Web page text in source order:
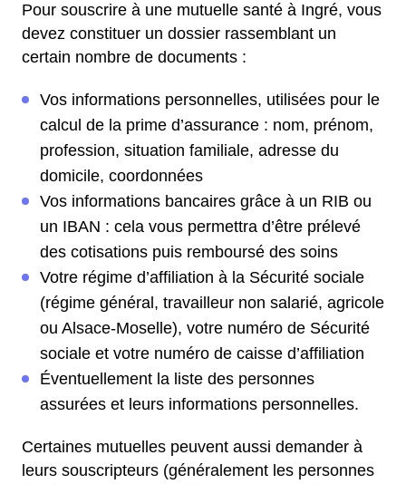
Pour souscrire à une mutuelle santé à Ingré, vous
devez constituer un dossier rassemblant un
certain nombre de documents :
Vos informations personnelles, utilisées pour le
calcul de la prime d’assurance : nom, prénom,
profession, situation familiale, adresse du
domicile, coordonnées
Vos informations bancaires grâce à un RIB ou
un IBAN : cela vous permettra d’être prélevé
des cotisations puis remboursé des soins
Votre régime d’affiliation à la Sécurité sociale
(régime général, travailleur non salarié, agricole
ou Alsace-Moselle), votre numéro de Sécurité
sociale et votre numéro de caisse d’affiliation
Éventuellement la liste des personnes
assurées et leurs informations personnelles.
Certaines mutuelles peuvent aussi demander à
leurs souscripteurs (généralement les personnes